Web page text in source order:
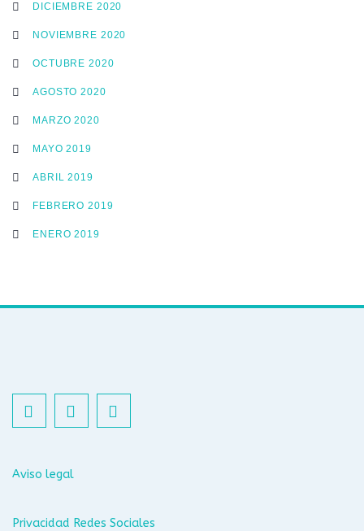
DICIEMBRE 2020
NOVIEMBRE 2020
OCTUBRE 2020
AGOSTO 2020
MARZO 2020
MAYO 2019
ABRIL 2019
FEBRERO 2019
ENERO 2019
Aviso legal
Privacidad Redes Sociales